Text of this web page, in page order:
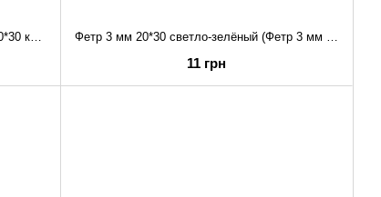
Фетр 3 мм 20*30 красный (Фетр 3 мм 20*30 красный) Фетр 3 мм 20*30 светло-зелёный (Фетр 3 мм 20*30 светло-зелёный)
11 грн